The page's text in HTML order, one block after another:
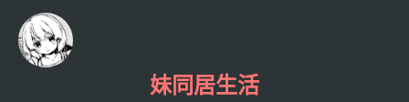
妹同居生活